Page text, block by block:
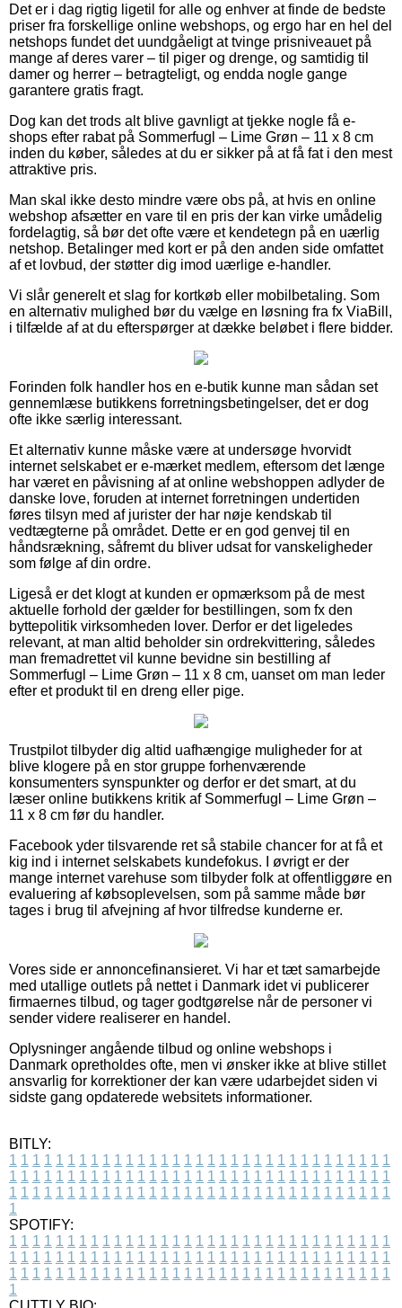
Det er i dag rigtig ligetil for alle og enhver at finde de bedste
priser fra forskellige online webshops, og ergo har en hel del
netshops fundet det uundgåeligt at tvinge prisniveauet på
mange af deres varer – til piger og drenge, og samtidig til
damer og herrer – betragteligt, og endda nogle gange
garantere gratis fragt.
Dog kan det trods alt blive gavnligt at tjekke nogle få e-
shops efter rabat på Sommerfugl – Lime Grøn – 11 x 8 cm
inden du køber, således at du er sikker på at få fat i den mest
attraktive pris.
Man skal ikke desto mindre være obs på, at hvis en online
webshop afsætter en vare til en pris der kan virke umådelig
fordelagtig, så bør det ofte være et kendetegn på en uærlig
netshop. Betalinger med kort er på den anden side omfattet
af et lovbud, der støtter dig imod uærlige e-handler.
Vi slår generelt et slag for kortkøb eller mobilbetaling. Som
en alternativ mulighed bør du vælge en løsning fra fx ViaBill,
i tilfælde af at du efterspørger at dække beløbet i flere bidder.
Forinden folk handler hos en e-butik kunne man sådan set
gennemlæse butikkens forretningsbetingelser, det er dog
ofte ikke særlig interessant.
Et alternativ kunne måske være at undersøge hvorvidt
internet selskabet er e-mærket medlem, eftersom det længe
har været en påvisning af at online webshoppen adlyder de
danske love, foruden at internet forretningen undertiden
føres tilsyn med af jurister der har nøje kendskab til
vedtægterne på området. Dette er en god genvej til en
håndsrækning, såfremt du bliver udsat for vanskeligheder
som følge af din ordre.
Ligeså er det klogt at kunden er opmærksom på de mest
aktuelle forhold der gælder for bestillingen, som fx den
byttepolitik virksomheden lover. Derfor er det ligeledes
relevant, at man altid beholder sin ordrekvittering, således
man fremadrettet vil kunne bevidne sin bestilling af
Sommerfugl – Lime Grøn – 11 x 8 cm, uanset om man leder
efter et produkt til en dreng eller pige.
Trustpilot tilbyder dig altid uafhængige muligheder for at
blive klogere på en stor gruppe forhenværende
konsumenters synspunkter og derfor er det smart, at du
læser online butikkens kritik af Sommerfugl – Lime Grøn –
11 x 8 cm før du handler.
Facebook yder tilsvarende ret så stabile chancer for at få et
kig ind i internet selskabets kundefokus. I øvrigt er der
mange internet varehuse som tilbyder folk at offentliggøre en
evaluering af købsoplevelsen, som på samme måde bør
tages i brug til afvejning af hvor tilfredse kunderne er.
Vores side er annoncefinansieret. Vi har et tæt samarbejde
med utallige outlets på nettet i Danmark idet vi publicerer
firmaernes tilbud, og tager godtgørelse når de personer vi
sender videre realiserer en handel.
Oplysninger angående tilbud og online webshops i
Danmark opretholdes ofte, men vi ønsker ikke at blive stillet
ansvarlig for korrektioner der kan være udarbejdet siden vi
sidste gang opdaterede websitets informationer.
BITLY:
1 1 1 1 1 1 1 1 1 1 1 1 1 1 1 1 1 1 1 1 1 1 1 1 1 1 1 1 1 1 1 1 1
1 1 1 1 1 1 1 1 1 1 1 1 1 1 1 1 1 1 1 1 1 1 1 1 1 1 1 1 1 1 1 1 1
1 1 1 1 1 1 1 1 1 1 1 1 1 1 1 1 1 1 1 1 1 1 1 1 1 1 1 1 1 1 1 1 1
1
SPOTIFY:
1 1 1 1 1 1 1 1 1 1 1 1 1 1 1 1 1 1 1 1 1 1 1 1 1 1 1 1 1 1 1 1 1
1 1 1 1 1 1 1 1 1 1 1 1 1 1 1 1 1 1 1 1 1 1 1 1 1 1 1 1 1 1 1 1 1
1 1 1 1 1 1 1 1 1 1 1 1 1 1 1 1 1 1 1 1 1 1 1 1 1 1 1 1 1 1 1 1 1
1